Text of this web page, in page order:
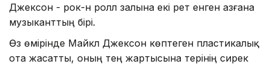
Джексон - рок-н ролл залына екі рет енген азғана
музыканттың бірі.
Өз өмірінде Майкл Джексон көптеген пластикалық
ота жасатты, оның тең жартысына терінің сирек